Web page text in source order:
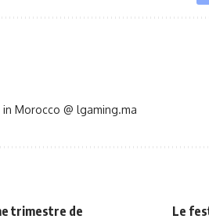
Morocco @ lgaming.ma
trimestre de
Le